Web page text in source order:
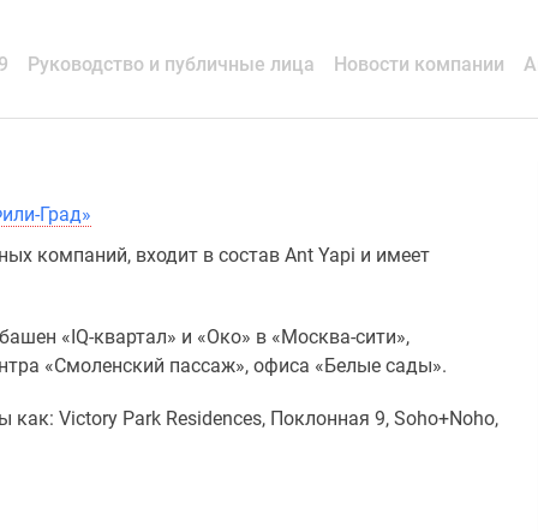
Руководство и публичные лица Новости компании
Град»
компаний, входит в состав Ant Yapi и имеет
«IQ-квартал» и «Око» в «Москва-сити»,
«Смоленский пассаж», офиса «Белые сады».
Victory Park Residences, Поклонная 9, Soho+Noho,